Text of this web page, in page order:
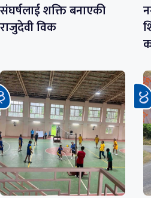
संघर्षलाई शक्ति बनाएकी
राजुदेवी विक